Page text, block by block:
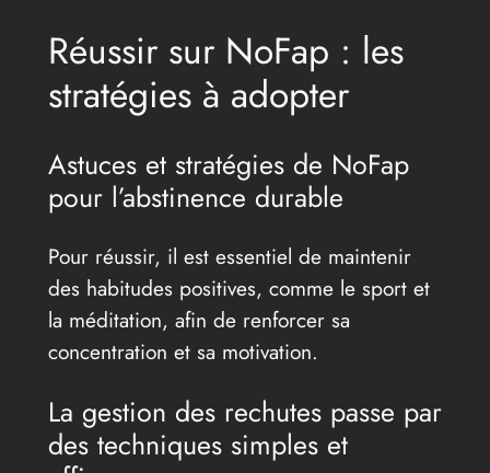
Réussir sur NoFap : les
stratégies à adopter
Astuces et stratégies de NoFap
pour l’abstinence durable
Pour réussir, il est essentiel de maintenir
des habitudes positives, comme le sport et
la méditation, afin de renforcer sa
concentration et sa motivation.
La gestion des rechutes passe par
des techniques simples et